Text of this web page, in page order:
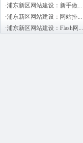
·浦东新区网站建设：新手做...
·浦东新区网站建设：网站排...
·浦东新区网站建设：Flash网...